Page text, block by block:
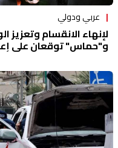
عربي ودولي
لإنهاء الانقسام
و"حماس" توقعان على